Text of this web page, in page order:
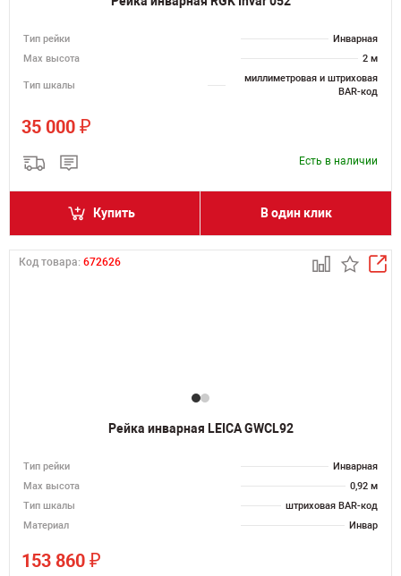
Тип рейки
Инварная
Мах высота
2 м
Тип шкалы
миллиметровая и штриховая
BAR-код
35 000 ₽
Есть в наличии
Купить В один клик
Код товара: 672626
Рейка инварная LEICA GWCL92
Тип рейки
Инварная
Мах высота
0,92 м
Тип шкалы
штриховая BAR-код
Материал
Инвар
153 860 ₽